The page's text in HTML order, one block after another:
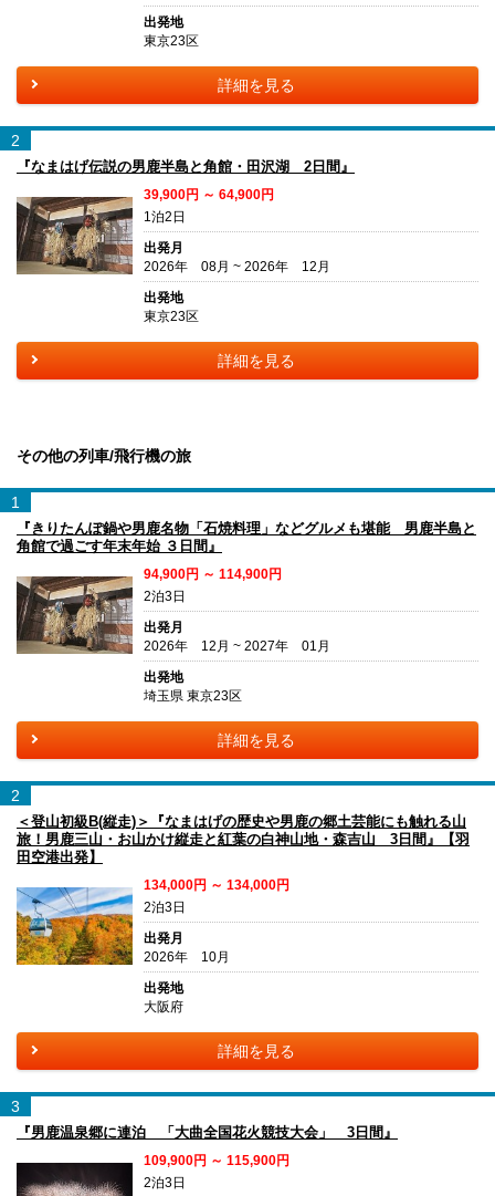
出発地
東京23区
詳細を見る
2
『なまはげ伝説の男鹿半島と角館・田沢湖 2日間』
39,900円 ～ 64,900円
1泊2日
出発月
2026年 08月 ~ 2026年 12月
出発地
東京23区
詳細を見る
その他の列車/飛行機の旅
1
『きりたんぽ鍋や男鹿名物「石焼料理」などグルメも堪能 男鹿半島と
角館で過ごす年末年始 ３日間』
94,900円 ～ 114,900円
2泊3日
出発月
2026年 12月 ~ 2027年 01月
出発地
埼玉県 東京23区
詳細を見る
2
＜登山初級B(縦走)＞『なまはげの歴史や男鹿の郷土芸能にも触れる山
旅！男鹿三山・お山かけ縦走と紅葉の白神山地・森吉山 3日間』【羽
田空港出発】
134,000円 ～ 134,000円
2泊3日
出発月
2026年 10月
出発地
大阪府
詳細を見る
3
『男鹿温泉郷に連泊 「大曲全国花火競技大会」 3日間』
109,900円 ～ 115,900円
2泊3日